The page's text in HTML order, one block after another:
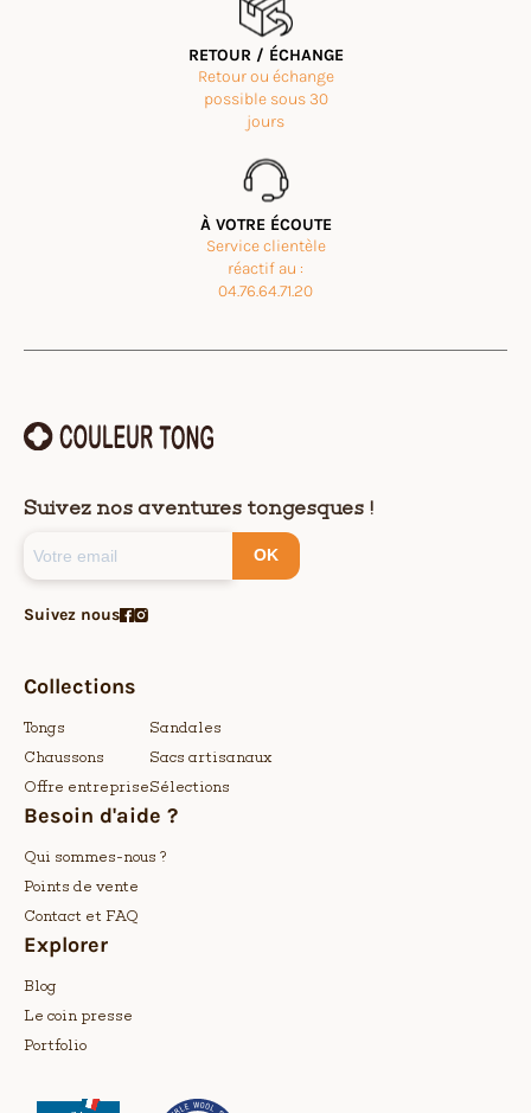
RETOUR / ÉCHANGE
Retour ou échange
possible sous 30
jours
À VOTRE ÉCOUTE
Service clientèle
réactif au :
04.76.64.71.20
Suivez nos aventures tongesques !
OK
Suivez nous
Collections
Tongs
Chaussons
Offre entreprise
Sandales
Sacs artisanaux
Sélections
Besoin d'aide ?
Qui sommes-nous ?
Points de vente
Contact et FAQ
Explorer
Blog
Le coin presse
Portfolio